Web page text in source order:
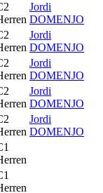
Jordi
DOMENJO
Jordi
DOMENJO
Jordi
DOMENJO
Jordi
DOMENJO
Jordi
DOMENJO